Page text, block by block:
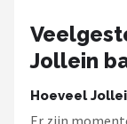
Jollein
Hoeveel
Er zijn